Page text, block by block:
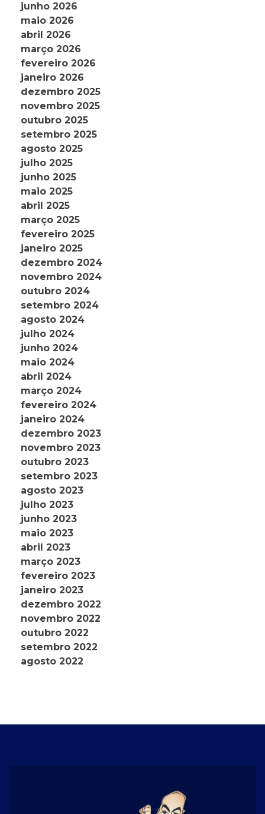
junho 2026
maio 2026
abril 2026
março 2026
fevereiro 2026
janeiro 2026
dezembro 2025
novembro 2025
outubro 2025
setembro 2025
agosto 2025
julho 2025
junho 2025
maio 2025
abril 2025
março 2025
fevereiro 2025
janeiro 2025
dezembro 2024
novembro 2024
outubro 2024
setembro 2024
agosto 2024
julho 2024
junho 2024
maio 2024
abril 2024
março 2024
fevereiro 2024
janeiro 2024
dezembro 2023
novembro 2023
outubro 2023
setembro 2023
agosto 2023
julho 2023
junho 2023
maio 2023
abril 2023
março 2023
fevereiro 2023
janeiro 2023
dezembro 2022
novembro 2022
outubro 2022
setembro 2022
agosto 2022